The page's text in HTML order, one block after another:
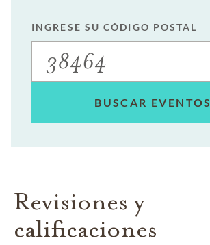
INGRESE SU CÓDIGO POSTAL
BUSCAR EVENTOS
Revisiones y
calificaciones